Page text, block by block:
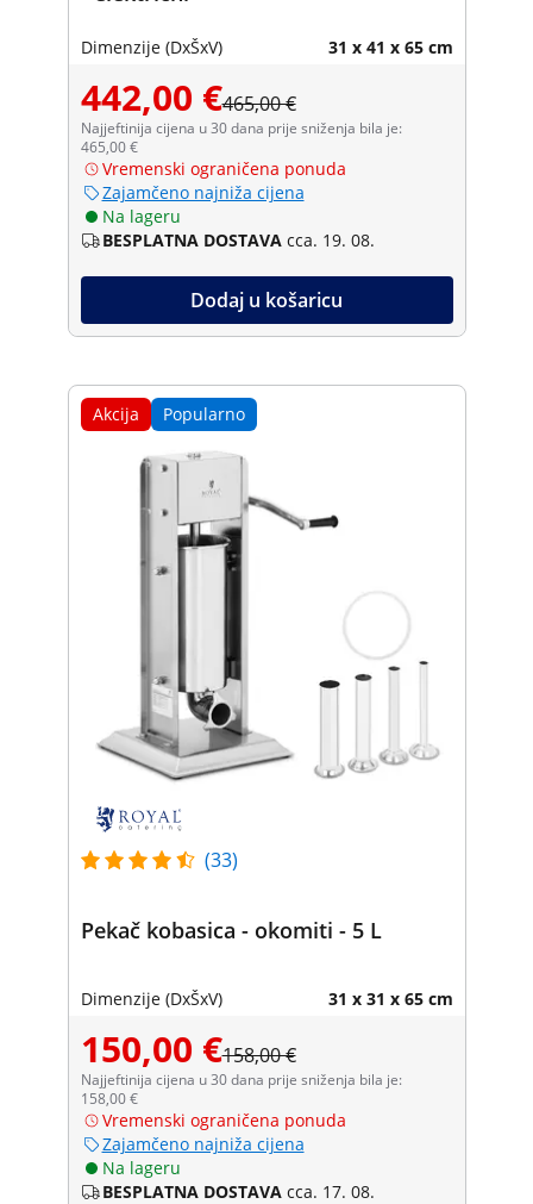
Dimenzije (DxŠxV) 31 x 41 x 65 cm
442,00 €465,00 €
Najjeftinija cijena u 30 dana prije sniženja bila je:
465,00 €
Vremenski ograničena ponuda
Zajamčeno najniža cijena
Na lageru
BESPLATNA DOSTAVA cca. 19. 08.
Dodaj u košaricu
Akcija Popularno
(33)
Pekač kobasica - okomiti - 5 L
Dimenzije (DxŠxV) 31 x 31 x 65 cm
150,00 €158,00 €
Najjeftinija cijena u 30 dana prije sniženja bila je:
158,00 €
Vremenski ograničena ponuda
Zajamčeno najniža cijena
Na lageru
BESPLATNA DOSTAVA cca. 17. 08.